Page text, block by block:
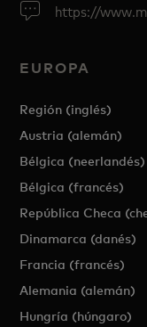
https://
EUROPA
Región (inglés)
Austria (alemán)
Bélgica (neerlandés)
Bélgica (francés)
República Checa
Dinamarca (danés)
Francia (francés)
Alemania (alemán)
Hungría (húngaro)